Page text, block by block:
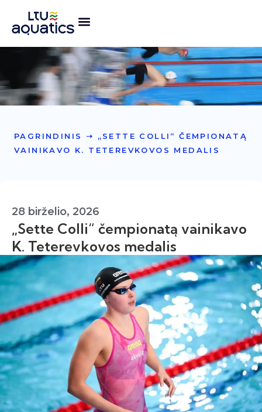
PAGRINDINIS ➝ „SETTE COLLI“ ČEMPIONATĄ
VAINIKAVO K. TETEREVKOVOS MEDALIS
28 birželio, 2026
„Sette Colli“ čempionatą vainikavo
K. Teterevkovos medalis